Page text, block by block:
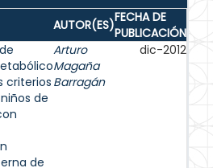
AUTOR(ES)FECHA DE
PUBLICACIÓN
criterios
de
de
Arturo
Magaña
Barragán
dic-2012